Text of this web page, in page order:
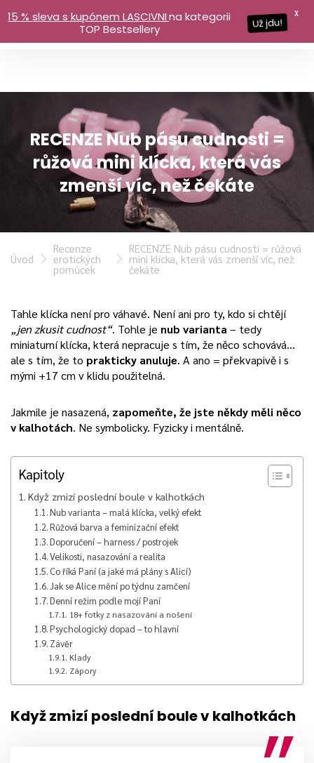
RECENZE Nub pásu cudnosti =
růžová mini klícka, která vás
zmenší víc, než čekáte
Úvod
Recenze
erotických
pomůcek
RECENZE Nub pásu cudnosti = růžová
mini klícka, která vás zmenší víc, než
čekáte
Tahle klícka není pro váhavé. Není ani pro ty, kdo si chtějí
„jen zkusit cudnost“. Tohle je nub varianta – tedy
miniaturní klícka, která nepracuje s tím, že něco schovává…
ale s tím, že to prakticky anuluje. A ano = překvapivě i s
mými +17 cm v klidu použitelná.
Jakmile je nasazená, zapomeňte, že jste někdy měli něco
v kalhotách. Ne symbolicky. Fyzicky i mentálně.
Kapitoly
Když zmizí poslední boule v kalhotkách
Nub varianta – malá klícka, velký efekt
Růžová barva a feminizační efekt
Doporučení – harness / postrojek
Velikosti, nasazování a realita
Co říká Paní (a jaké má plány s Alicí)
Jak se Alice mění po týdnu zamčení
Denní režim podle mojí Paní
18+ fotky z nasazování a nošení
Psychologický dopad – to hlavní
Závěr
Klady
Zápory
Když zmizí poslední boule v kalhotkách
15 % sleva s kupónem LASCIVNIna kategorii
TOP Bestsellery
Už jdu!
X